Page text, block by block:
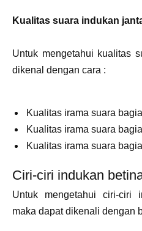
Kualitas suara indukan
Untuk mengetahui kualitas
dikenal dengan cara :
Kualitas irama suara
Kualitas irama suara
Kualitas irama suara
Ciri-ciri indukan
Untuk mengetahui ciri-ciri
maka dapat dikenali dengan